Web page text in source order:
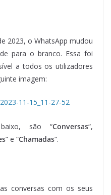
2023, o WhatsApp mudou
para o branco. Essa foi
a todos os utilizadores
imagem:
são “Conversas“,
” e “Chamadas“.
conversas com os seus